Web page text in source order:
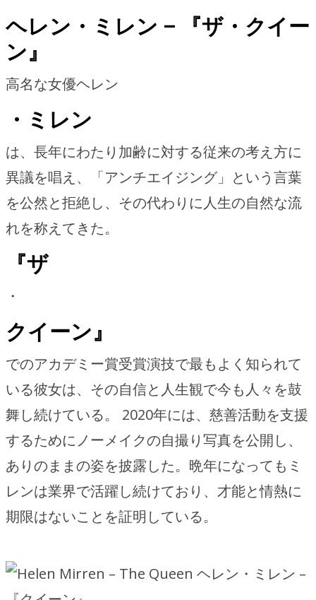
ヘレン・ミレン – 『ザ・クイー
ン』
高名な女優ヘレン
・ミレン
は、長年にわたり加齢に対する従来の考え方に
異議を唱え、「アンチエイジング」という言葉
を公然と拒絶し、その代わりに人生の自然な流
れを称えてきた。
『ザ
・
クイーン』
でのアカデミー賞受賞演技で最もよく知られて
いる彼女は、その自信と人生観で今も人々を鼓
舞し続けている。 2020年には、慈善活動を支援
するためにノーメイクの自撮り写真を公開し、
ありのままの姿を披露した。晩年になってもミ
レンは業界で活躍し続けており、才能と情熱に
期限はないことを証明している。
ヘレン・ミレン –